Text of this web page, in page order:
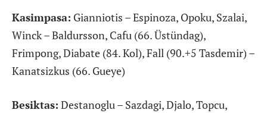
Kasimpasa: Gianniotis – Espinoza, Opoku, Szalai,
Winck – Baldursson, Cafu (66. Üstündag),
Frimpong, Diabate (84. Kol), Fall (90.+5 Tasdemir) –
Kanatsizkus (66. Gueye)
Besiktas: Destanoglu – Sazdagi, Djalo, Topcu,